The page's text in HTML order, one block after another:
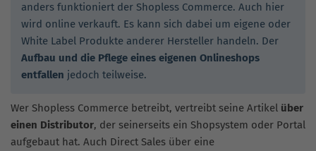
anders funktioniert der Shopless Commerce. Auch hier
wird online verkauft. Es kann sich dabei um eigene oder
White Label Produkte anderer Hersteller handeln. Der
Aufbau und die Pflege eines eigenen Onlineshops
entfallen jedoch teilweise.
Wer Shopless Commerce betreibt, vertreibt seine Artikel über
einen Distributor, der seinerseits ein Shopsystem oder Portal
aufgebaut hat. Auch Direct Sales über eine